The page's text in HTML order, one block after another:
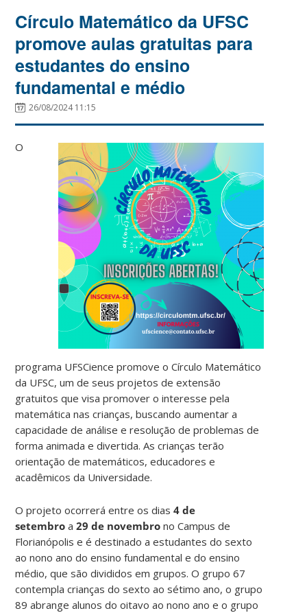
Círculo Matemático da UFSC
promove aulas gratuitas para
estudantes do ensino
fundamental e médio
26/08/2024 11:15
O
programa UFSCience promove o Círculo Matemático
da UFSC, um de seus projetos de extensão
gratuitos que visa promover o interesse pela
matemática nas crianças, buscando aumentar a
capacidade de análise e resolução de problemas de
forma animada e divertida. As crianças terão
orientação de matemáticos, educadores e
acadêmicos da Universidade.
O projeto ocorrerá entre os dias4 de
setembro a29 de novembro no Campus de
Florianópolis e é destinado a estudantes do sexto
ao nono ano do ensino fundamental e do ensino
médio, que são divididos em grupos. O grupo 67
contempla crianças do sexto ao sétimo ano, o grupo
89 abrange alunos do oitavo ao nono ano e o grupo